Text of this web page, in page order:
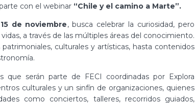
con el webinar “Chile y el camino a Marte”.
15 de noviembre, busca celebrar la curiosidad, pero
a través de las múltiples áreas del conocimiento.
culturales y artísticas, hasta contenidos
serán parte de FECI coordinadas por Explora
culturales y un sinfín de organizaciones, quienes
como conciertos, talleres, recorridos guiados,